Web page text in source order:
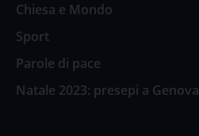
Chiesa e Mondo
Sport
Parole di pace
Natale 2023: presepi a Genova